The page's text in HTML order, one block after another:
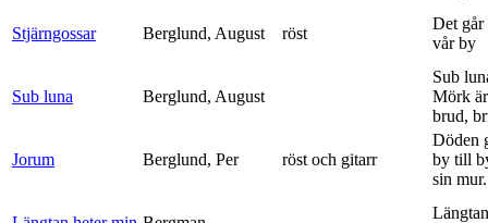
Stjärngossar Berglund, August röst
Det går
vår by
Sub luna Berglund, August
Sub
Mörk
brud,
Jorum Berglund, Per röst och gitarr
Döden
by till
sin